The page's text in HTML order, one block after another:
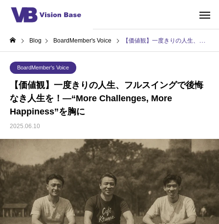
Blog BoardMember's Voice 【価値観】一度きりの人生、フルスイングで後悔なき人生を！―“More Challenges, More Happiness”を胸に
BoardMember's Voice
【価値観】一度きりの人生、フルスイングで後悔
なき人生を！―“More Challenges, More
Happiness”を胸に
2025.06.10